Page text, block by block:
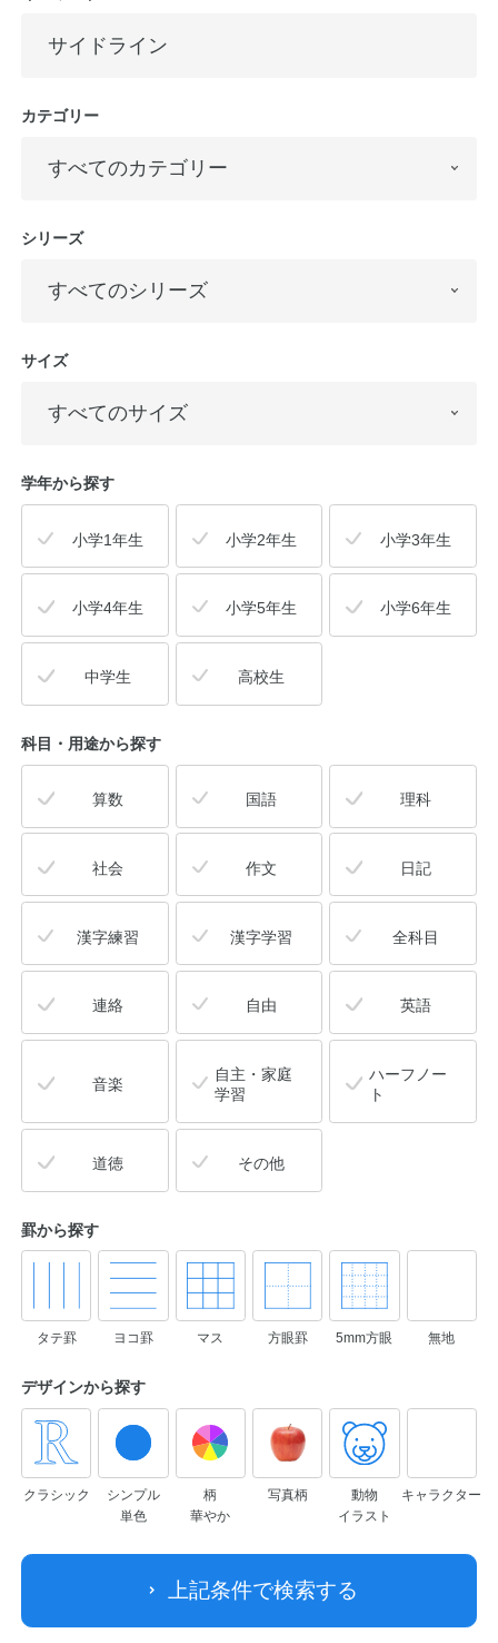
カテゴリー
シリーズ
サイズ
学年から探す
小学1年生 小学2年生 小学3年生
小学4年生 小学5年生 小学6年生
中学生 高校生
科目・用途から探す
算数 国語 理科
社会 作文 日記
漢字練習 漢字学習 全科目
連絡 自由 英語
音楽
自主・家庭
学習
ハーフノー
ト
道徳 その他
罫から探す
タテ罫 ヨコ罫 マス 方眼罫 5mm方眼 無地
デザインから探す
クラシック
シンプル
単色
柄
華やか
写真柄
動物
イラスト
キャラクター
上記条件で検索する